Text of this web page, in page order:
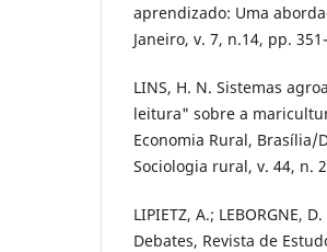
aprendizado: Uma
Janeiro, v. 7, n.14, pp.
LINS, H. N. Sistemas
leitura" sobre a
Economia Rural, Brasília/
Sociologia rural, v. 44, n.
LIPIETZ, A.; LEBORGNE,
Debates, Revista de